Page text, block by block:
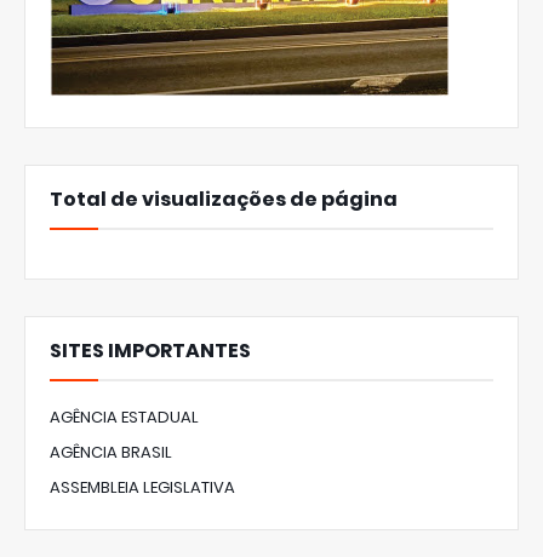
Total de visualizações de página
SITES IMPORTANTES
AGÊNCIA ESTADUAL
AGÊNCIA BRASIL
ASSEMBLEIA LEGISLATIVA